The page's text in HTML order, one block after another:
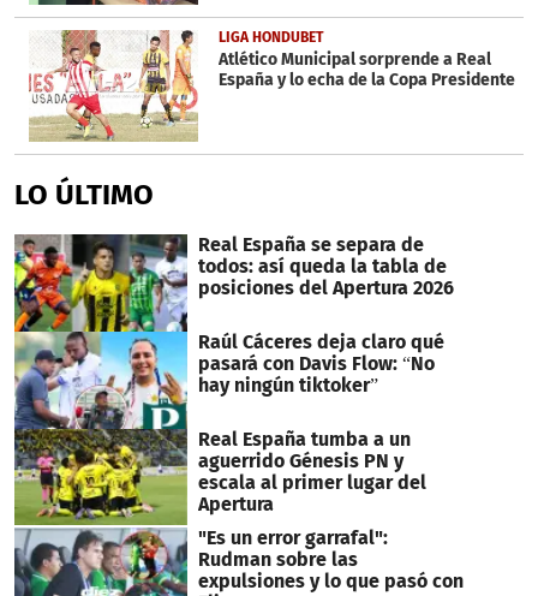
LIGA HONDUBET
Atlético Municipal sorprende a Real
España y lo echa de la Copa Presidente
LO ÚLTIMO
Real España se separa de
todos: así queda la tabla de
posiciones del Apertura 2026
Raúl Cáceres deja claro qué
pasará con Davis Flow: “No
hay ningún tiktoker”
Real España tumba a un
aguerrido Génesis PN y
escala al primer lugar del
Apertura
"Es un error garrafal":
Rudman sobre las
expulsiones y lo que pasó con